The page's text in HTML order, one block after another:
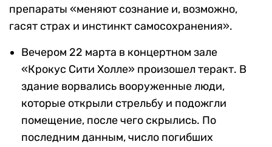
препараты «меняют сознание и, возможно,
гасят страх и инстинкт самосохранения».
Вечером 22 марта в концертном зале
«Крокус Сити Холле» произошел теракт. В
здание ворвались вооруженные люди,
которые открыли стрельбу и подожгли
помещение, после чего скрылись. По
последним данным, число погибших